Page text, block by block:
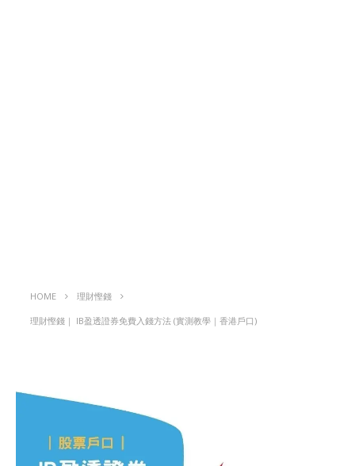
HOME 理財慳錢
理財慳錢｜ IB盈透證券免費入錢方法 (實測教學｜香港戶口)